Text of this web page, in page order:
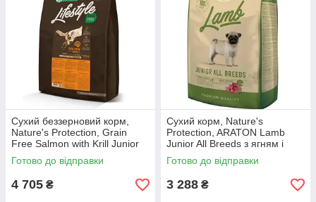
Сухий беззерновий корм,
Nature's Protection, Grain
Free Salmon with Krill Junior
All Breeds, 10 кг (*)
Готово до відправки
4 705 ₴
Сухий корм, Nature's
Protection, ARATON Lamb
Junior All Breeds з ягням і
рисом, 15 кг (ART45638) (*)
Готово до відправки
3 288 ₴